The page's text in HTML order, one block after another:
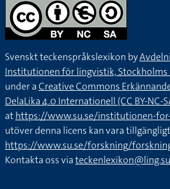
Svenskt teckenspråkslexikon by
Institutionen för lingvistik,
under aCreative Commons
DelaLika 4.0 Internationell (CC BY-NC-
athttps://www.su.se/institutionen-
utöver denna licens kan vara
https://www.su.se/forskning/
Kontakta oss via